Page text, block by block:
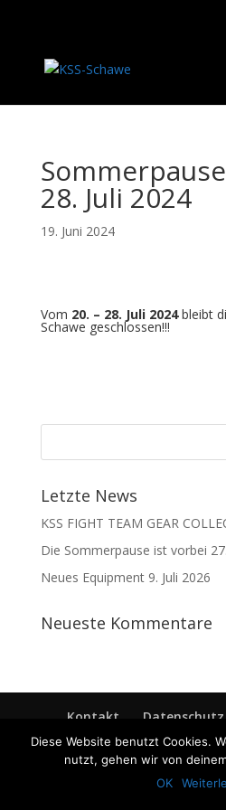
28. Juli 2024
19. Juni 2024
Vom 20. – 28. Juli 2024bleibt
Schawe geschlossen!!!
Letzte News
KSS FIGHT TEAM GEAR
Die Sommerpause ist vorbei
Neues Equipment 9. Juli 2026
Neueste Kommentare
Kontakt Datenschutz
Diese Website benutzt Cookies.
nutzt, gehen wir von
OK